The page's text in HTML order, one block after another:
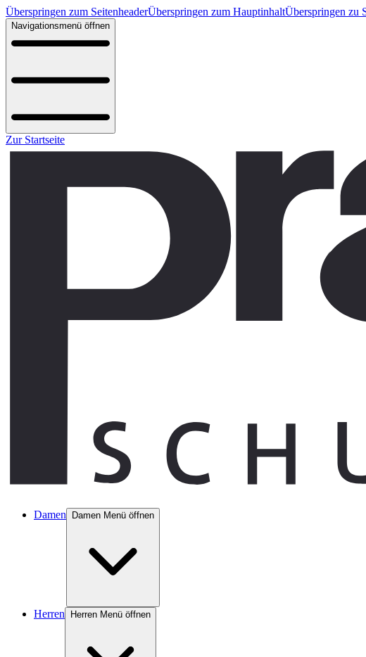
Überspringen zum SeitenheaderÜberspringen zum HauptinhaltÜberspringen zu
Navigationsmenü öffnen
Zur Startseite
Damen Damen Menü öffnen
Herren Herren Menü öffnen